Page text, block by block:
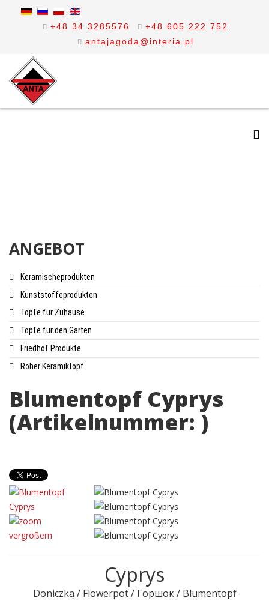
+48 34 3285576
+48 605 222 752
antajagoda@interia.pl
ANGEBOT
Keramischeprodukten
Kunststoffeprodukten
Töpfe für Zuhause
Töpfe für den Garten
Friedhof Produkte
Roher Keramiktopf
Blumentopf Cyprys
(Artikelnummer:)
vergrößern
Cyprys
Doniczka / Flowerpot / Горшок / Blumentopf